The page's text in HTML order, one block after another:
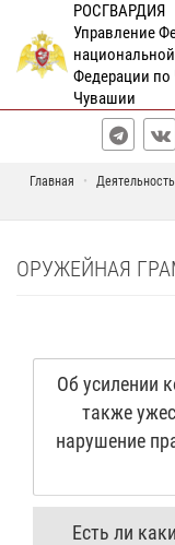
РОСГВАРДИЯ
Управление
Федерации по
Чувашии
Главная Деятельность
ОРУЖЕЙНАЯ
Об усилении
также
нарушение
Есть ли